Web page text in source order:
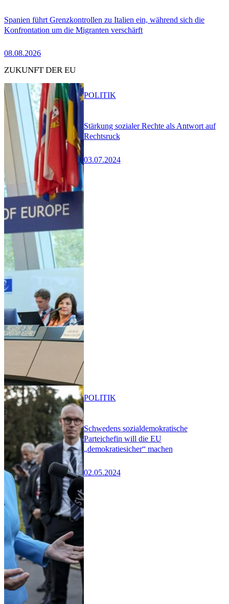
Spanien führt Grenzkontrollen zu Italien ein, während sich die
Konfrontation um die Migranten verschärft
08.08.2026
ZUKUNFT DER EU
Stärkung sozialer Rechte als Antwort auf
Rechtsruck
03.07.2024
POLITIK
Schwedens sozialdemokratische
Parteichefin will die EU
„demokratiesicher“ machen
02.05.2024
POLITIK